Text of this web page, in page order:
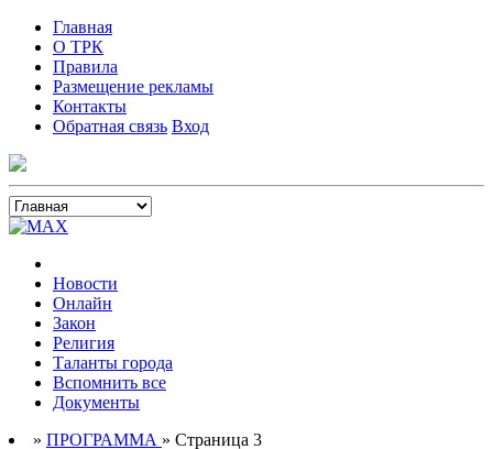
Главная
О ТРК
Правила
Размещение рекламы
Контакты
Обратная связь Вход
Новости
Онлайн
Закон
Религия
Таланты города
Вспомнить все
Документы
» ПРОГРАММА » Страница 3